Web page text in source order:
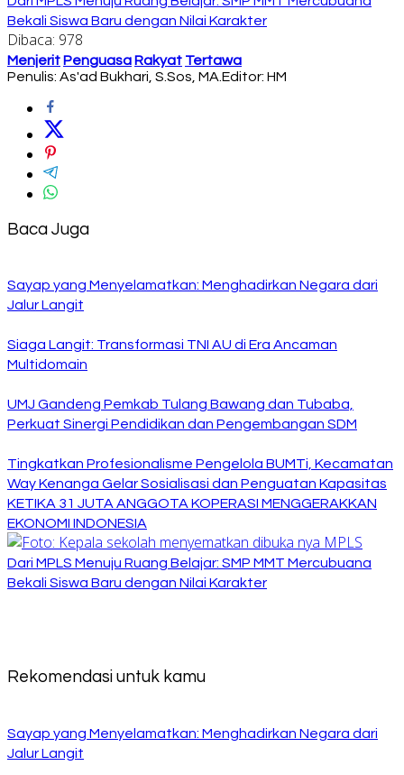
Bekali Siswa Baru dengan Nilai Karakter
Dibaca: 978
Menjerit Penguasa Rakyat Tertawa
Penulis: As'ad Bukhari, S.Sos, MA. Editor: HM
Baca Juga
Sayap yang Menyelamatkan: Menghadirkan Negara dari
Jalur Langit
Siaga Langit: Transformasi TNI AU di Era Ancaman
Multidomain
UMJ Gandeng Pemkab Tulang Bawang dan Tubaba,
Perkuat Sinergi Pendidikan dan Pengembangan SDM
Tingkatkan Profesionalisme Pengelola BUMTi, Kecamatan
Way Kenanga Gelar Sosialisasi dan Penguatan Kapasitas
KETIKA 31 JUTA ANGGOTA KOPERASI MENGGERAKKAN
EKONOMI INDONESIA
Dari MPLS Menuju Ruang Belajar: SMP MMT Mercubuana
Bekali Siswa Baru dengan Nilai Karakter
Rekomendasi untuk kamu
Sayap yang Menyelamatkan: Menghadirkan Negara dari
Jalur Langit